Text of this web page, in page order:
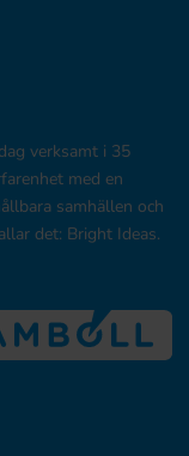
verksamt i 35
med en
samhällen och
det: Bright Ideas.